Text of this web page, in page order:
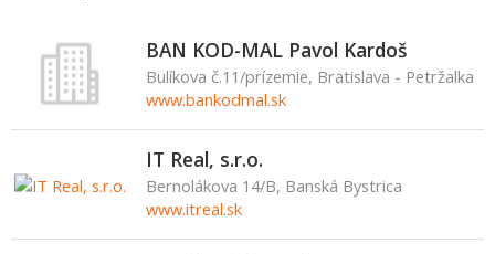
BAN KOD-MAL Pavol Kardoš
Bulíkova č.11/prízemie, Bratislava - Petržalka
www.bankodmal.sk
IT Real, s.r.o.
Bernolákova 14/B, Banská Bystrica
www.itreal.sk